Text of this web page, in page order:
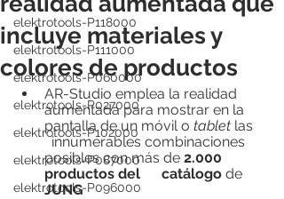
elektrotools-P118000
elektrotools-P111000
elektrotools-P060000
elektrotools-P027000
elektrotools-P102000
elektrotools-P087000
elektrotools-P096000
incluye materiales y
colores de productos
AR-Studio emplea la realidad
aumentada para mostrar en la
pantalla de un móvil o tablet las
  innumerables combinaciones
posibles con más de 2.000
productos del      catálogo de
JUNG